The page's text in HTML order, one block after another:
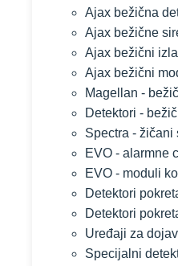
Ajax bežična
Ajax bežične
Ajax bežični
Ajax bežični
Magellan -
Detektori -
Spectra - žičani
EVO - alarmne
EVO - moduli
Detektori
Detektori
Uređaji za
Specijalni